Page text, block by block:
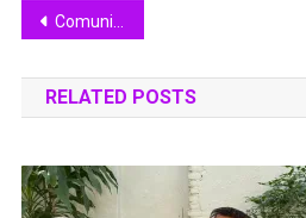
Navegación
de
entradas
Comunidad del Tec de Colima realiza Lazo Humano para concientizar la lucha de Cáncer de mama
RELATED POSTS